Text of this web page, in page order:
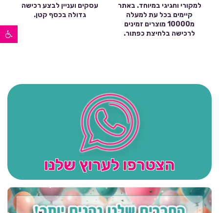
פתח סרגל נגישות
למקורי וחגיגי במיוחד. באתר
קיימים בכל עת למעלה
מ10000 מוצרים זמינים
לרכישה בלחיצת כפתור.
עסקים ועניין לבצע רכישה
גדולה בכסף קטן.
הצטרפו לערוץ שלנו